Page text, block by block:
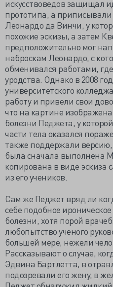
искусствоведов защищал
прототипа, а приписывали
Леонардо да Винчи, у
похожие эскизы, а затем
предположительно мог
наброскам Леонардо, с
обменивался работами,
уродства. Однако в 2008
университетского
работу и привели свои
что на картине
болезни Педжета, у
части тела оказался
также поддержали версию,
была сначала выполнена
копирована в виде
из его учеников.
Сам же Педжет вряд ли
себе подобное
болезни, хотя порой
любопытство ученого
большей мере, нежели
Рассказывают о случае,
Эдвина Бартлетта, в
подозревали его жену, в